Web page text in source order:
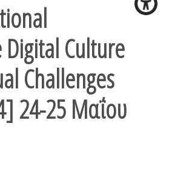
Culture
Challenges
24-25 Μαΐου